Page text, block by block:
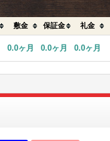
敷金 保証金 礼金
0.0ヶ月 0.0ヶ月 0.0ヶ月